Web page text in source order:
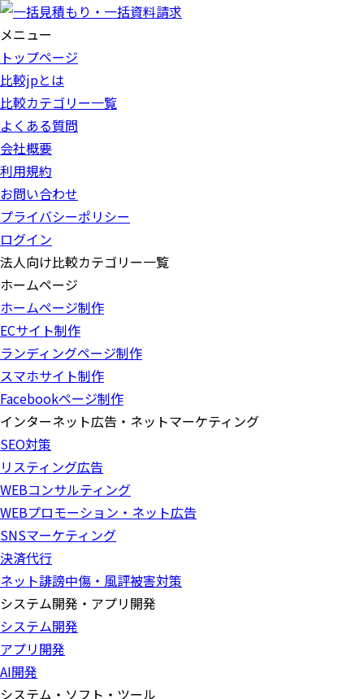
メニュー
トップページ
比較jpとは
比較カテゴリー一覧
よくある質問
会社概要
利用規約
お問い合わせ
プライバシーポリシー
ログイン
法人向け比較カテゴリー一覧
ホームページ
ホームページ制作
ECサイト制作
ランディングページ制作
スマホサイト制作
Facebookページ制作
インターネット広告・ネットマーケティング
SEO対策
リスティング広告
WEBコンサルティング
WEBプロモーション・ネット広告
SNSマーケティング
決済代行
ネット誹謗中傷・風評被害対策
システム開発・アプリ開発
システム開発
アプリ開発
AI開発
システム・ソフト・ツール